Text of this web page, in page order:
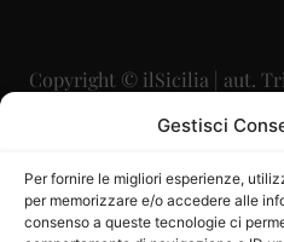
Gestisci
Per fornire le migliori esperienze,
per memorizzare e/o accedere alle
consenso a queste tecnologie ci
Copyright © ilSicilia | aut.
29/09/
Direttore Editoriale: